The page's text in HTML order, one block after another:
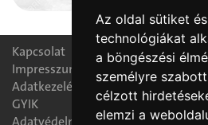
Az oldal sütiket
technológiákat
a böngészési
személyre
célzott
elemzi a
Kapcsolat
Impresszum
Adatkezelési nyilatkozat
GYIK
Adatvédelmi tájékoztató